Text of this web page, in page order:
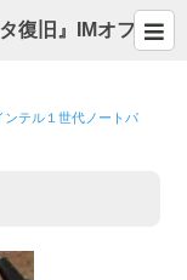
復旧』IMオフ
ンテル１世代ノートパ